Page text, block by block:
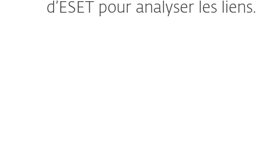
d’ESET pour analyser les liens.